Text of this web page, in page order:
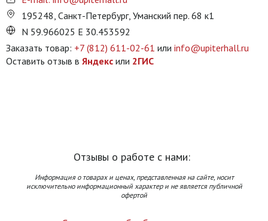
195248, Санкт-Петербург, Уманский пер. 68 к1
N 59.966025 E 30.453592
Заказать товар: +7 (812) 611-02-61 или info@upiterhall.ru
Оставить отзыв в Яндекс или 2ГИС
Отзывы о работе с нами:
Информация о товарах и ценах, представленная на сайте, носит
исключительно информационный характер и не является публичной
офертой